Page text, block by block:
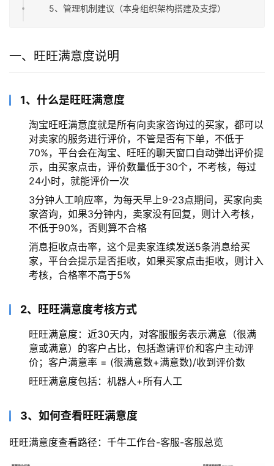
5、管理机制建议（本身组织架构搭建及支撑）
一、旺旺满意度说明
1、什么是旺旺满意度
淘宝旺旺满意度就是所有向卖家咨询过的买家，都可以
对卖家的服务进行评价，不管是否有下单，不低于
70%，平台会在淘宝、旺旺的聊天窗口自动弹出评价提
示，由买家点击，评价数量低于30个，不考核，每过
24小时，就能评价一次
3分钟人工响应率，为每天早上9-23点期间，买家向卖
家咨询，如果3分钟内，卖家没有回复，则计入考核，
不低于90%，否则算不合格
消息拒收点击率，这个是卖家连续发送5条消息给买
家，平台会提示是否拒收，如果买家点击拒收，则计入
考核，合格率不高于5%
2、旺旺满意度考核方式
旺旺满意度：近30天内，对客服服务表示满意（很满
意或满意）的客户占比，包括邀请评价和客户主动评
价；客户满意率 = (很满意数+满意数)/收到评价数
旺旺满意度包括：机器人+所有人工
3、如何查看旺旺满意度
旺旺满意度查看路径：千牛工作台-客服-客服总览